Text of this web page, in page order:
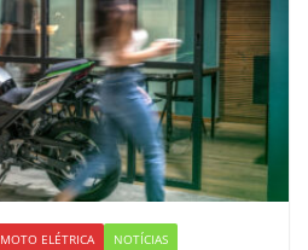
MOTO ELÉTRICA NOTÍCIAS